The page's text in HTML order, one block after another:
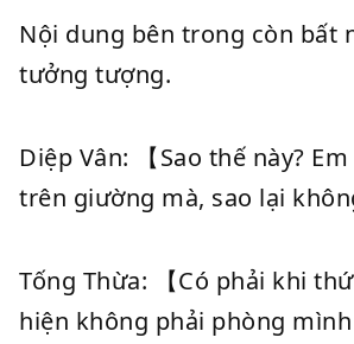
Nội dung bên trong còn bất
tưởng tượng.
Diệp Vân: 【Sao thế này?
trên giường mà, sao lại
Tống Thừa: 【Có phải khi
hiện không phải phòng